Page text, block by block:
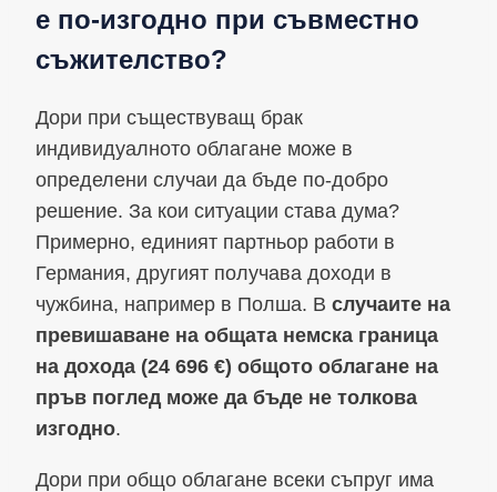
е по-изгодно при съвместно
съжителство?
Дори при съществуващ брак
индивидуалното облагане може в
определени случаи да бъде по-добро
решение. За кои ситуации става дума?
Примерно, единият партньор работи в
Германия, другият получава доходи в
чужбина, например в Полша. В случаите на
превишаване на общата немска граница
на дохода (24 696 €) общото облагане на
пръв поглед може да бъде не толкова
изгодно.
Дори при общо облагане всеки съпруг има